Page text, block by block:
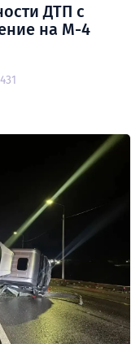
ДТП с
на М-4
431